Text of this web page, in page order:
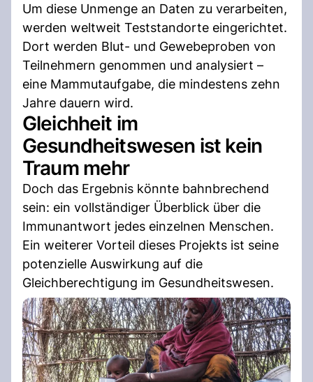
Um diese Unmenge an Daten zu verarbeiten,
werden weltweit Teststandorte eingerichtet.
Dort werden Blut- und Gewebeproben von
Teilnehmern genommen und analysiert –
eine Mammutaufgabe, die mindestens zehn
Jahre dauern wird.
Gleichheit im
Gesundheitswesen ist kein
Traum mehr
Doch das Ergebnis könnte bahnbrechend
sein: ein vollständiger Überblick über die
Immunantwort jedes einzelnen Menschen.
Ein weiterer Vorteil dieses Projekts ist seine
potenzielle Auswirkung auf die
Gleichberechtigung im Gesundheitswesen.